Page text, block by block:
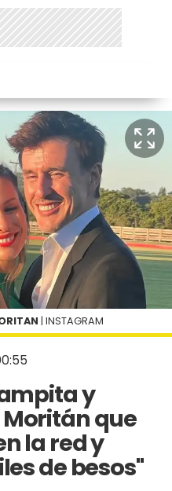
y
que
la red y
de besos"
| INSTAGRAM